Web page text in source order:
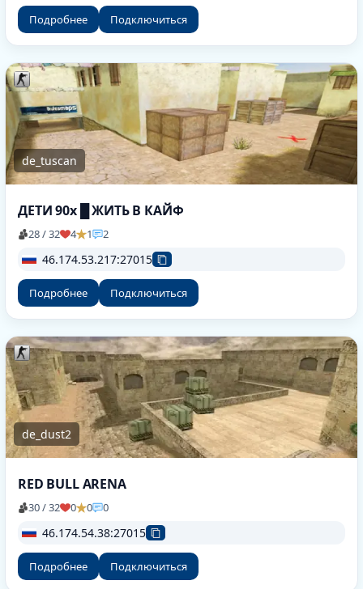
Подробнее Подключиться
de_tuscan
ДЕТИ 90х █ ЖИТЬ В КАЙФ
28 / 32 4 1 2
46.174.53.217:27015
Подробнее Подключиться
de_dust2
RED BULL ARENA
30 / 32 0 0 0
46.174.54.38:27015
Подробнее Подключиться